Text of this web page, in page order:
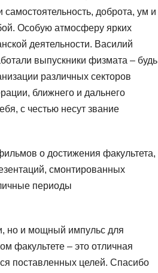
самостоятельность, доброта, ум и
Особую атмосферу ярких
деятельности. Василий
выпускники физмата – будь
различных секторов
ближнего и дальнего
с честью несут звание
о достижения факультета,
смонтированных
периоды
но и мощный импульс для
факультете – это отличная
поставленных целей. Спасибо